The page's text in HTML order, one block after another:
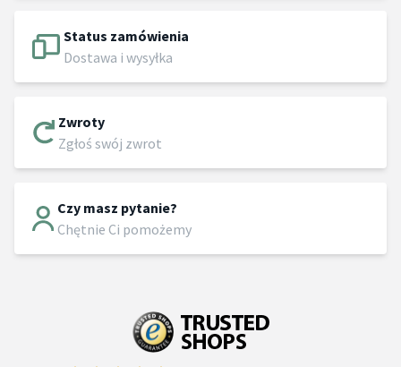
Status zamówienia
Dostawa i wysyłka
Zwroty
Zgłoś swój zwrot
Czy masz pytanie?
Chętnie Ci pomożemy